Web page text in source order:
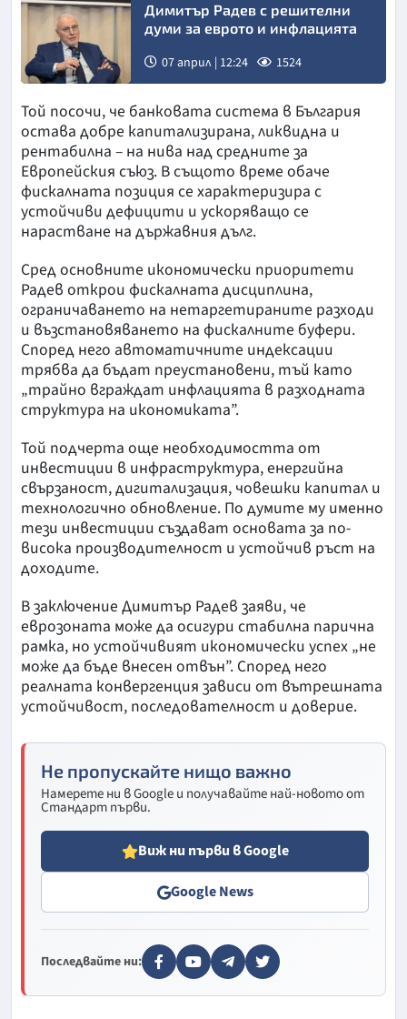
Димитър Радев с решителни
думи за еврото и инфлацията
07 април | 12:24 1524
Той посочи, че банковата система в България
остава добре капитализирана, ликвидна и
рентабилна – на нива над средните за
Европейския съюз. В същото време обаче
фискалната позиция се характеризира с
устойчиви дефицити и ускоряващо се
нарастване на държавния дълг.
Сред основните икономически приоритети
Радев открои фискалната дисциплина,
ограничаването на нетаргетираните разходи
и възстановяването на фискалните буфери.
Според него автоматичните индексации
трябва да бъдат преустановени, тъй като
„трайно вграждат инфлацията в разходната
структура на икономиката”.
Той подчерта още необходимостта от
инвестиции в инфраструктура, енергийна
свързаност, дигитализация, човешки капитал и
технологично обновление. По думите му именно
тези инвестиции създават основата за по-
висока производителност и устойчив ръст на
доходите.
В заключение Димитър Радев заяви, че
еврозоната може да осигури стабилна парична
рамка, но устойчивият икономически успех „не
може да бъде внесен отвън”. Според него
реалната конвергенция зависи от вътрешната
устойчивост, последователност и доверие.
Не пропускайте нищо важно
Намерете ни в Google и получавайте най-новото от
Стандарт първи.
Виж ни първи в Google
Google News
Последвайте ни: